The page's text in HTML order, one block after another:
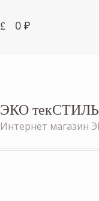
0₽
ЭКО текСТИЛЬ
Интернет магазин